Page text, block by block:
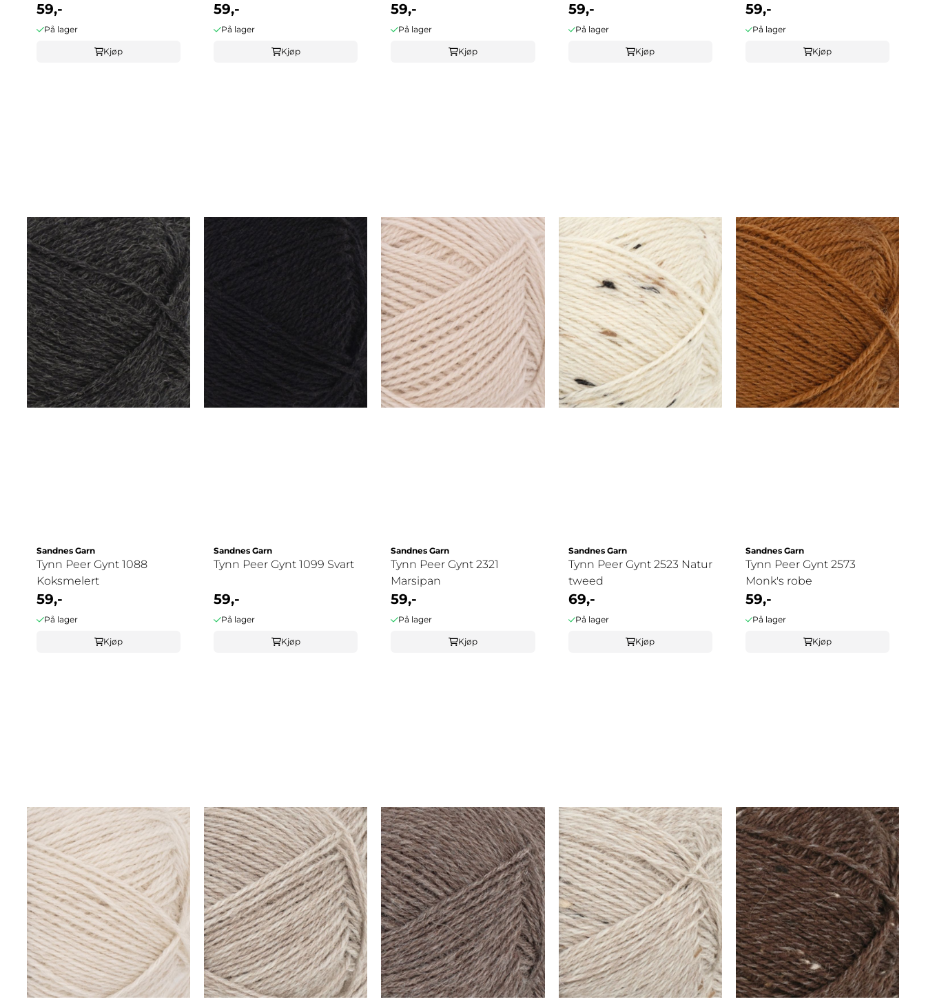
59,-
På lager
Kjøp
59,-
På lager
Kjøp
59,-
På lager
Kjøp
59,-
På lager
Kjøp
59,-
På lager
Kjøp
Sandnes Garn
Tynn Peer Gynt 1088
Koksmelert
59,-
På lager
Kjøp
Sandnes Garn
Tynn Peer Gynt 1099 Svart
59,-
På lager
Kjøp
Sandnes Garn
Tynn Peer Gynt 2321
Marsipan
59,-
På lager
Kjøp
Sandnes Garn
Tynn Peer Gynt 2523 Natur
tweed
69,-
På lager
Kjøp
Sandnes Garn
Tynn Peer Gynt 2573
Monk's robe
59,-
På lager
Kjøp